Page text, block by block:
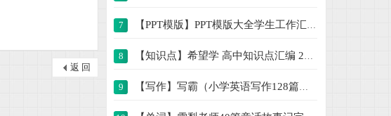
返 回
7 【PPT模版】PPT模版大全学生工作汇报总结简
8 【知识点】希望学 高中知识点汇编 238M
9 【写作】写霸（小学英语写作128篇） 564M